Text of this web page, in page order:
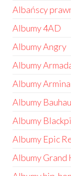
Albańscy
Albumy 4AD
Albumy Angry
Albumy
Albumy
Albumy
Albumy
Albumy Epic
Albumy Grand